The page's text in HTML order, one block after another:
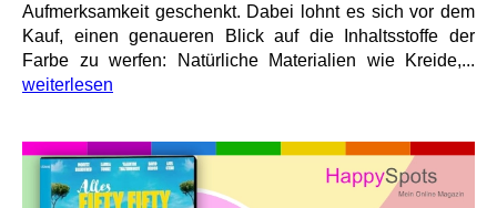
Aufmerksamkeit geschenkt. Dabei lohnt es sich vor dem
Kauf, einen genaueren Blick auf die Inhaltsstoffe der
Farbe zu werfen: Natürliche Materialien wie Kreide,...
weiterlesen